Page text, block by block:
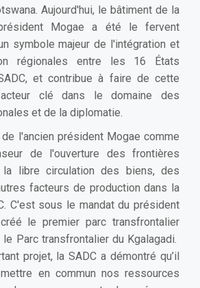
Aujourd'hui, le bâtiment de la
Mogae a été le fervent
symbole majeur de l'intégration et
régionales entre les 16 États
et contribue à faire de cette
clé dans le domaine des
et de la diplomatie.
l'ancien président Mogae comme
de l'ouverture des frontières
libre circulation des biens, des
facteurs de production dans la
C'est sous le mandat du président
le premier parc transfrontalier
Parc transfrontalier du Kgalagadi.
projet, la SADC a démontré qu’il
en commun nos ressources